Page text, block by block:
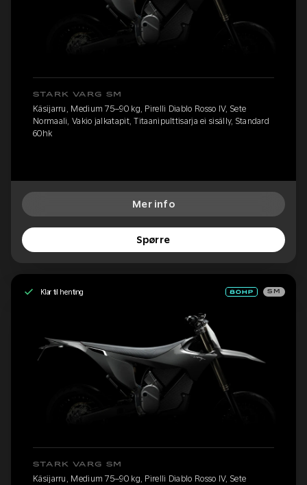
STARK VARG SM
Käsijarru, Medium 75–90 kg, Pirelli Diablo Rosso IV, Sete
Normaali, Vakio jalkatapit, Titaanipulttisarja ei sisälly, Standard
60hk
Mer info
Spørre
Klar til henting SM
STARK VARG SM
Käsijarru, Medium 75–90 kg, Pirelli Diablo Rosso IV, Sete